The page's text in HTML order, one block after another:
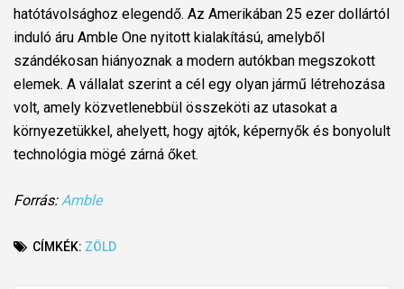
hatótávolsághoz elegendő. Az Amerikában 25 ezer dollártól
induló áru Amble One nyitott kialakítású, amelyből
szándékosan hiányoznak a modern autókban megszokott
elemek. A vállalat szerint a cél egy olyan jármű létrehozása
volt, amely közvetlenebbül összeköti az utasokat a
környezetükkel, ahelyett, hogy ajtók, képernyők és bonyolult
technológia mögé zárná őket.
Forrás: Amble
CÍMKÉK: ZÖLD